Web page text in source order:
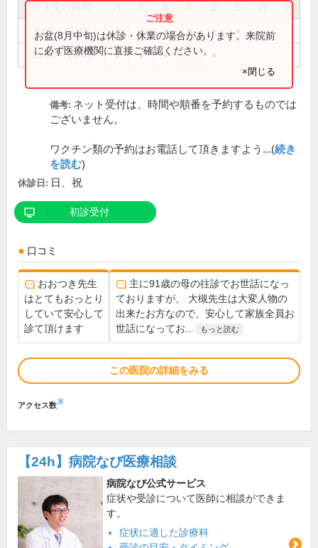
祝
9:00～11:45 ● ● ● ● ●
16:00～18:45 ● ● ●
お盆(8月中旬)は休診・休業の場合があります。来院前
に必ず医療機関に直接ご確認ください。
×閉じる
備考: ネット受付は、時間や順番を予約するものでは
ございません。
ワクチン類の予約はお電話して頂きますよう...(続き
を読む)
休診日: 日、祝
初診受付
口コミ
おおつき先生
はとてもおっとり
していて安心して
診て頂けます
主に91歳の母の往診でお世話になっ
ておりますが、 大槻先生は大変人物の
出来たお方なので、安心して家族全員お
世話になってお...
もっと読む
この医院の詳細をみる
アクセス数※
【24h】 病院なび医療相談
病院なび公式サービス
症状や受診について医師に相談ができま
す。
症状に適した診療科